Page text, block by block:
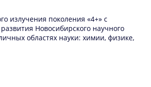
излучения поколения «4+» с
Новосибирского научного
областях науки: химии, физике,